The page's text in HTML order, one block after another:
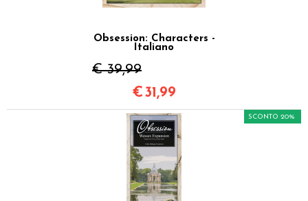
Obsession: Characters -
Italiano
€ 39,99
€31,99
SCONTO 20%